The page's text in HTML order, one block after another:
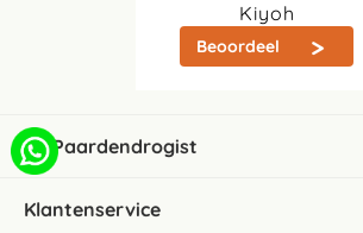
Kiyoh
Beoordeel
De Paardendrogist
Klantenservice